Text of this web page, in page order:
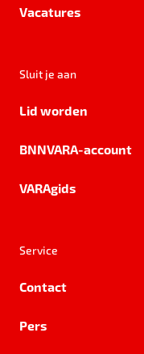
Vacatures
Sluit je aan
Lid worden
BNNVARA-account
VARAgids
Service
Contact
Pers